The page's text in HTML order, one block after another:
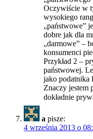
Oczywiście w
wysokiego
„państwowe”
dobre jak dla
„darmowe” –
konsumenci
Przykład 2 –
państwowej.
jako podatnika
Znaczy jestem
dokładnie
a pisze:
4 września 2013 o